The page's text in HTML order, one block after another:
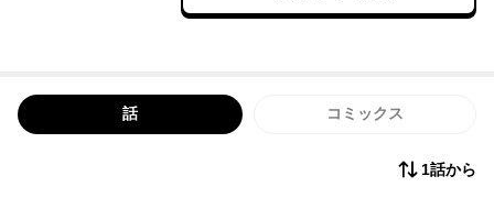
話 コミックス
1話から